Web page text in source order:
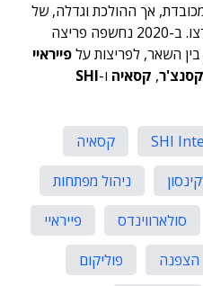
אך ההולכת וגדלה, של
חברות אבטחה שמערכותיהן נפרצו. ב-2020 נחשפה פריצה
השאר, לפריצות עלפייראיי
, קסאיה ו-SHI
SHI
קסאיה
ניהול מפתחות
סולארווינדס
פייראיי
הצפנה
פוליקום